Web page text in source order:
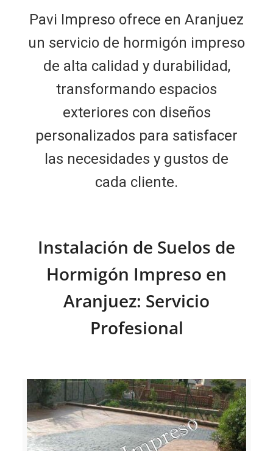
Pavi Impreso ofrece en Aranjuez
un servicio de hormigón impreso
de alta calidad y durabilidad,
transformando espacios
exteriores con diseños
personalizados para satisfacer
las necesidades y gustos de
cada cliente.
Instalación de Suelos de
Hormigón Impreso en
Aranjuez: Servicio
Profesional